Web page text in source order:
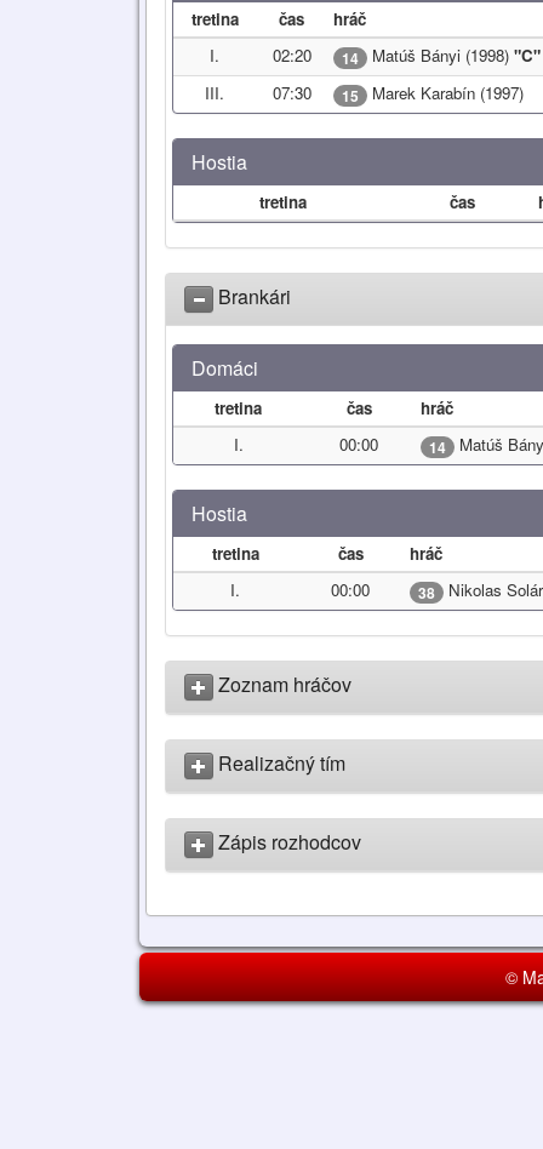
tretina čas
hráč
I.
02:20 14 Matúš Bányi (1998) "C"
III.
07:30 15 Marek Karabín (1997)
Hostia
tretina čas
Brankári
Domáci
tretina čas
hráč
I.
00:00 14 Matúš
Hostia
tretina čas
hráč
I.
00:00 38 Nikolas
Zoznam hráčov
Realizačný tím
Zápis rozhodcov
©